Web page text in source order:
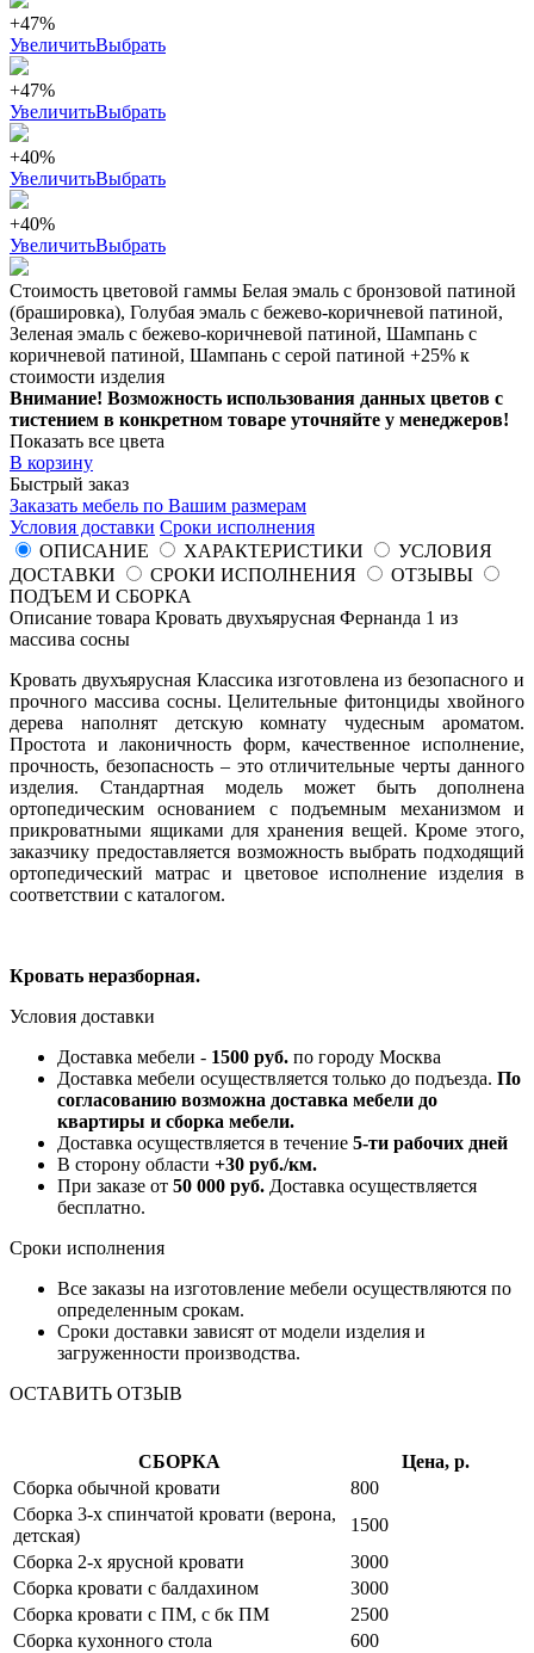
+47%
УвеличитьВыбрать
+47%
УвеличитьВыбрать
+40%
УвеличитьВыбрать
+40%
УвеличитьВыбрать
Стоимость цветовой гаммы Белая эмаль с бронзовой патиной
(брашировка), Голубая эмаль с бежево-коричневой патиной,
Зеленая эмаль с бежево-коричневой патиной, Шампань с
коричневой патиной, Шампань с серой патиной +25% к
стоимости изделия
Внимание! Возможность использования данных цветов с
тистением в конкретном товаре уточняйте у менеджеров!
Показать все цвета
В корзину
Быстрый заказ
Заказать мебель по Вашим размерам
Условия доставки Сроки исполнения
ОПИСАНИЕ
ХАРАКТЕРИСТИКИ
УСЛОВИЯ
ДОСТАВКИ
СРОКИ ИСПОЛНЕНИЯ
ОТЗЫВЫ
ПОДЪЕМ И СБОРКА
Описание товара Кровать двухъярусная Фернанда 1 из
массива сосны
Кровать двухъярусная Классика изготовлена из безопасного и
прочного массива сосны. Целительные фитонциды хвойного
дерева наполнят детскую комнату чудесным ароматом.
Простота и лаконичность форм, качественное исполнение,
прочность, безопасность – это отличительные черты данного
изделия. Стандартная модель может быть дополнена
ортопедическим основанием с подъемным механизмом и
прикроватными ящиками для хранения вещей. Кроме этого,
заказчику предоставляется возможность выбрать подходящий
ортопедический матрас и цветовое исполнение изделия в
соответствии с каталогом.
Кровать неразборная.
Условия доставки
Доставка мебели - 1500 руб. по городу Москва
Доставка мебели осуществляется только до подъезда. По
согласованию возможна доставка мебели до
квартиры и сборка мебели.
Доставка осуществляется в течение 5-ти рабочих дней
В сторону области +30 руб./км.
При заказе от 50 000 руб. Доставка осуществляется
бесплатно.
Сроки исполнения
Все заказы на изготовление мебели осуществляются по
определенным срокам.
Сроки доставки зависят от модели изделия и
загруженности производства.
ОСТАВИТЬ ОТЗЫВ
СБОРКА
Цена, р.
Сборка обычной кровати
800
Сборка 3-х спинчатой кровати (верона,
детская)
1500
Сборка 2-х ярусной кровати
3000
Сборка кровати с балдахином
3000
Сборка кровати с ПМ, с бк ПМ
2500
Сборка кухонного стола
600